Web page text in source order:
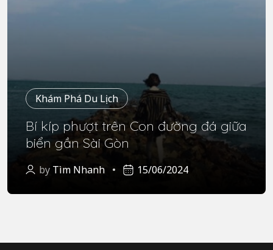
Khám Phá Du Lịch
Bí kíp phượt trên Con đường đá giữa
biển gần Sài Gòn
by Tìm Nhanh 15/06/2024